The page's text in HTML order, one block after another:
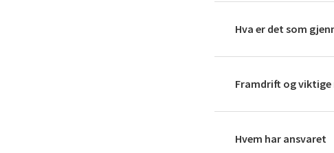
Hva er det som
Framdrift og
Hvem har ansvaret